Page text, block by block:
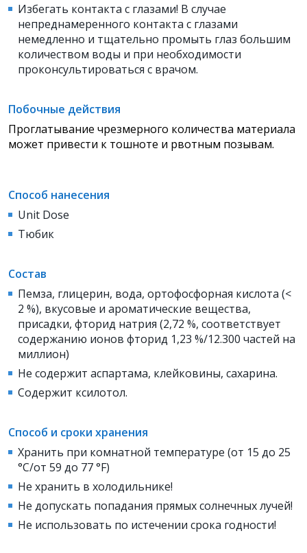
Избегать контакта с глазами! В случае
непреднамеренного контакта с глазами
немедленно и тщательно промыть глаз большим
количеством воды и при необходимости
проконсультироваться с врачом.
Побочные действия
Проглатывание чрезмерного количества материала
может привести к тошноте и рвотным позывам.
Способ нанесения
Unit Dose
Тюбик
Состав
Пемза, глицерин, вода, ортофосфорная кислота (<
2 %), вкусовые и ароматические вещества,
присадки, фторид натрия (2,72 %, соответствует
содержанию ионов фторид 1,23 %/12.300 частей на
миллион)
Не содержит аспартама, клейковины, сахарина.
Содержит ксилотол.
Способ и сроки хранения
Хранить при комнатной температуре (от 15 до 25
°C/от 59 до 77 °F)
Не хранить в холодильнике!
Не допускать попадания прямых солнечных лучей!
Не использовать по истечении срока годности!